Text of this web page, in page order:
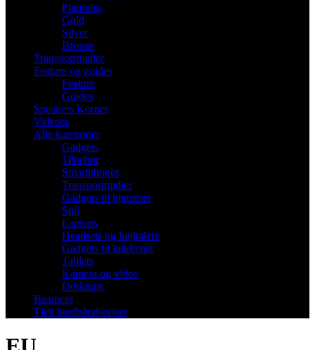
Platinum
Gold
Silver
Bronze
Transportmidler
Feature og guides
Feature
Guides
Speakers Korner
Videoer
Alle kategorier
Gadgets
Tilbehør
Smartphones
Transportmidler
Gadgets til hjemmet
Spil
Laptops
Headsets og højttalere
Gadgets til køkkenet
Tablets
Kamera og video
Desktops
Business
Tjek bredbåndspriser